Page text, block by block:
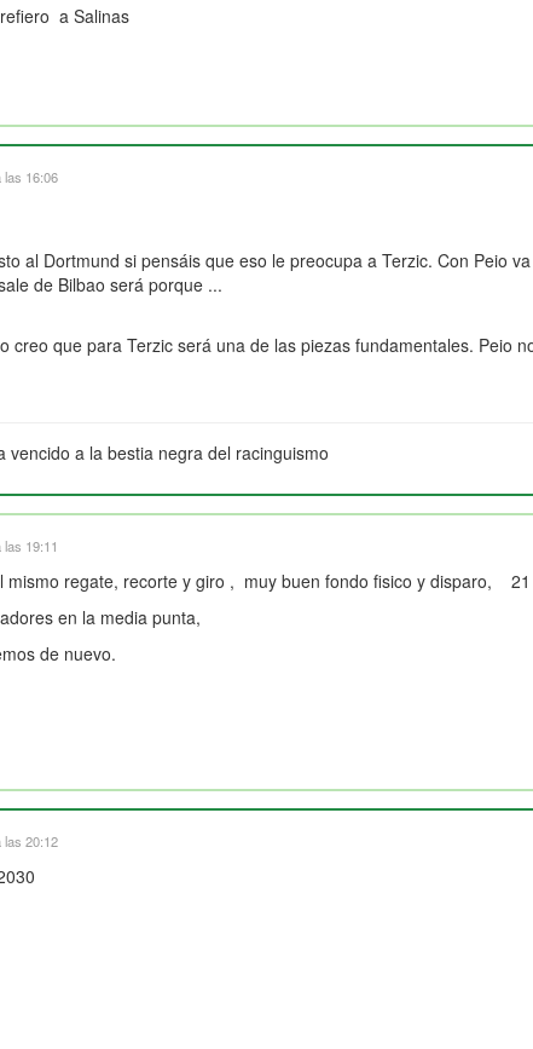
a Salinas
las 16:06
al Dortmund si pensáis que eso le preocupa a Terzic. Con Peio
de Bilbao será porque ...
creo que para Terzic será una de las piezas fundamentales. Peio
vencido a la bestia negra del racinguismo
19:11
mismo regate, recorte y giro , muy buen fondo fisico y disparo,
en la media punta,
de nuevo.
las 20:12